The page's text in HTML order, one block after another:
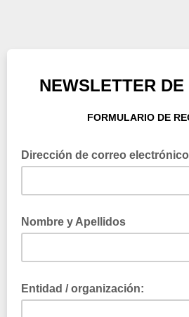
NEWSLETTER DE
FORMULARIO DE
Dirección de correo
Nombre y Apellidos
Entidad / organización: